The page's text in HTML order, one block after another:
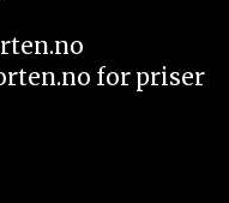
for priser